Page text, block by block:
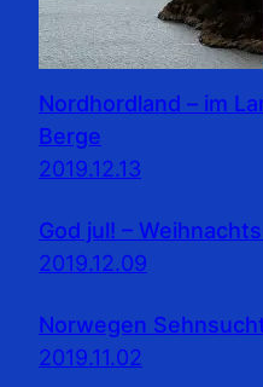
Nordhordland – im
Berge
2019.12.13
God jul! –
2019.12.09
Norwegen
2019.11.02